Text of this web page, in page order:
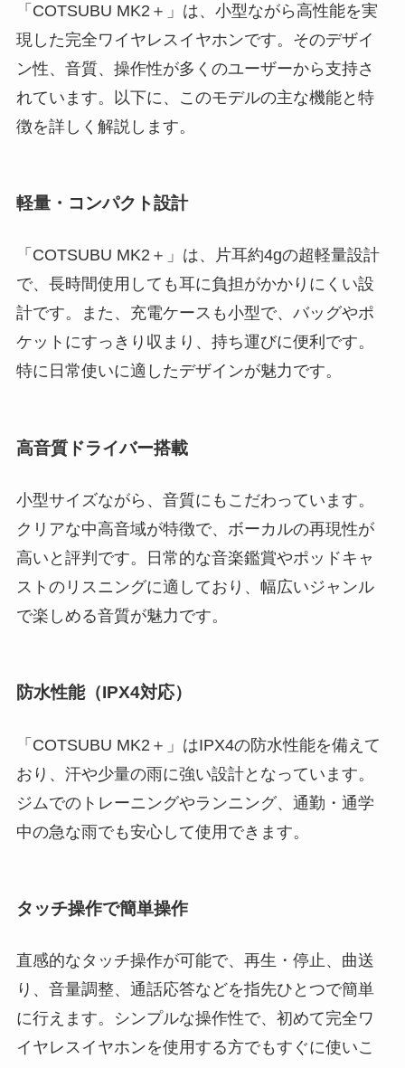
「COTSUBU MK2＋」は、小型ながら高性能を実
現した完全ワイヤレスイヤホンです。そのデザイ
ン性、音質、操作性が多くのユーザーから支持さ
れています。以下に、このモデルの主な機能と特
徴を詳しく解説します。
軽量・コンパクト設計
「COTSUBU MK2＋」は、片耳約4gの超軽量設計
で、長時間使用しても耳に負担がかかりにくい設
計です。また、充電ケースも小型で、バッグやポ
ケットにすっきり収まり、持ち運びに便利です。
特に日常使いに適したデザインが魅力です。
高音質ドライバー搭載
小型サイズながら、音質にもこだわっています。
クリアな中高音域が特徴で、ボーカルの再現性が
高いと評判です。日常的な音楽鑑賞やポッドキャ
ストのリスニングに適しており、幅広いジャンル
で楽しめる音質が魅力です。
防水性能（IPX4対応）
「COTSUBU MK2＋」はIPX4の防水性能を備えて
おり、汗や少量の雨に強い設計となっています。
ジムでのトレーニングやランニング、通勤・通学
中の急な雨でも安心して使用できます。
タッチ操作で簡単操作
直感的なタッチ操作が可能で、再生・停止、曲送
り、音量調整、通話応答などを指先ひとつで簡単
に行えます。シンプルな操作性で、初めて完全ワ
イヤレスイヤホンを使用する方でもすぐに使いこ